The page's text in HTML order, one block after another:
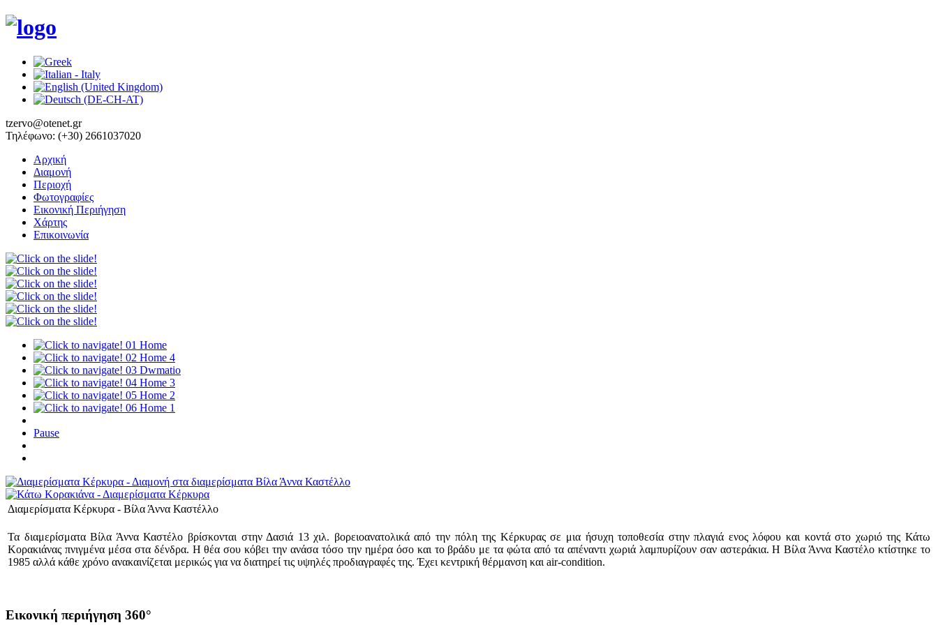
tzervo@otenet.gr
Τηλέφωνο: (+30) 2661037020
Αρχική
Διαμονή
Περιοχή
Φωτογραφίες
Εικονική Περιήγηση
Χάρτης
Επικοινωνία
01 Home
02 Home 4
03 Dwmatio
04 Home 3
05 Home 2
06 Home 1
Pause
Διαμερίσματα Κέρκυρα - Βίλα Άννα Καστέλλο
Τα διαμερίσματα Βίλα Άννα Καστέλο βρίσκονται στην Δασιά 13 χιλ. βορειοανατολικά από την πόλη της Κέρκυρας σε μια ήσυχη τοποθεσία στην πλαγιά ενος λόφου και κοντά στο χωριό της Κάτω
Κορακιάνας πνιγμένα μέσα στα δένδρα. Η θέα σου κόβει την ανάσα τόσο την ημέρα όσο και το βράδυ με τα φώτα από τα απέναντι χωριά λαμπυρίζουν σαν αστεράκια. Η Βίλα Άννα Καστέλο κτίστηκε το
1985 αλλά κάθε χρόνο ανακαινίζεται μερικώς για να διατηρεί τις υψηλές προδιαγραφές της. Έχει κεντρική θέρμανση και air-condition.
Εικονική περιήγηση 360°